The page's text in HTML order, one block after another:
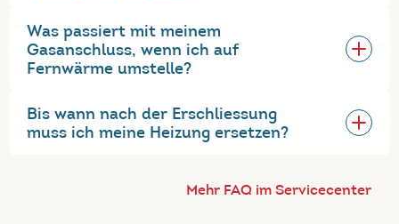
Was passiert mit meinem
Gasanschluss, wenn ich auf
Fernwärme umstelle?
Bis wann nach der Erschliessung
muss ich meine Heizung ersetzen?
Mehr FAQ im Servicecenter